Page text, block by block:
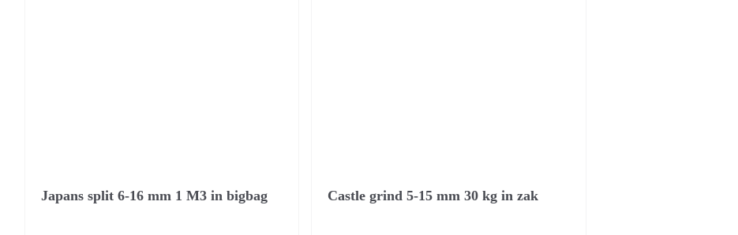
Japans split 6-16 mm 1 M3 in bigbag Castle grind 5-15 mm 30 kg in zak